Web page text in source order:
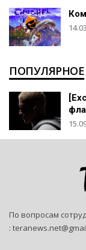
ПОПУЛЯРНОЕ
По вопросам
: